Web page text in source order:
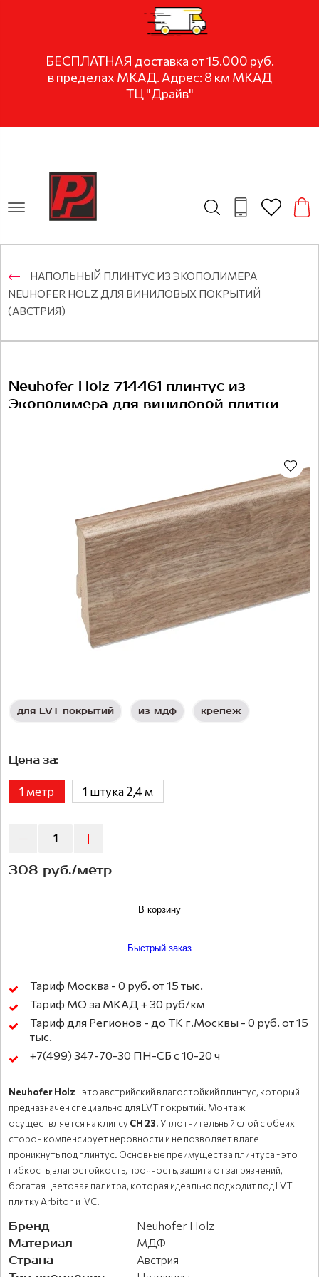
БЕСПЛАТНАЯ доставка от 15.000 руб.
в пределах МКАД. Адрес: 8 км МКАД
ТЦ "Драйв"
НАПОЛЬНЫЙ ПЛИНТУС ИЗ ЭКОПОЛИМЕРА
NEUHOFER HOLZ ДЛЯ ВИНИЛОВЫХ ПОКРЫТИЙ
(АВСТРИЯ)
Neuhofer Holz 714461 плинтус из
Экополимера для виниловой плитки
для LVT покрытий из мдф крепёж
Цена за:
1 метр 1 штука 2,4 м
308 руб./метр
В корзину
Быстрый заказ
Тариф Москва - 0 руб. от 15 тыс.
Тариф МО за МКАД + 30 руб/км
Тариф для Регионов - до ТК г.Москвы - 0 руб. от 15
тыс.
+7(499) 347-70-30 ПН-СБ с 10-20 ч
Neuhofer Holz- это австрийский влагостойкий плинтус, который
предназначен специально для LVT покрытий. Монтаж
осуществляется на клипсу CH 23. Уплотнительный слой с обеих
сторон компенсирует неровности и не позволяет влаге
проникнуть под плинтус. Основные преимущества плинтуса - это
гибкость,влагостойкость, прочность, защита от загрязнений,
богатая цветовая палитра, которая идеально подходит под LVT
плитку Arbiton и IVC.
Бренд Neuhofer Holz
Материал МДФ
Страна Австрия